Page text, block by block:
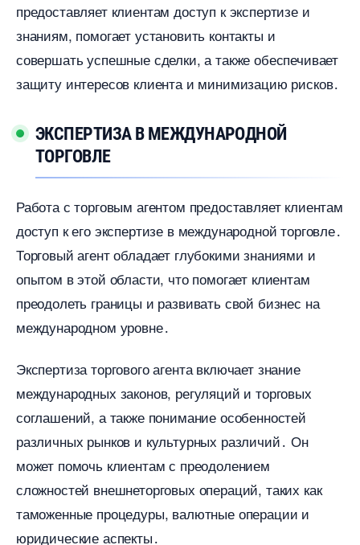
предоставляет клиентам доступ к экспертизе и
знаниям, помогает установить контакты и
совершать успешные сделки, а также обеспечивает
защиту интересов клиента и минимизацию рисков․
ЭКСПЕРТИЗА В МЕЖДУНАРОДНОЙ
ТОРГОВЛЕ
Работа с торговым агентом предоставляет клиентам
доступ к его экспертизе в международной торговле․
Торговый агент обладает глубокими знаниями и
опытом в этой области, что помогает клиентам
преодолеть границы и развивать свой бизнес на
международном уровне․
Экспертиза торгового агента включает знание
международных законов, регуляций и торговых
соглашений, а также понимание особенностей
различных рынков и культурных различий․ Он
может помочь клиентам с преодолением
сложностей внешнеторговых операций, таких как
таможенные процедуры, валютные операции и
юридические аспекты․